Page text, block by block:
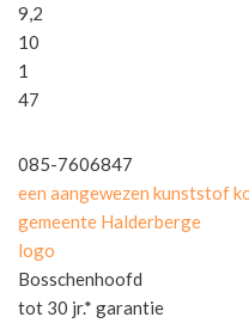
9,2
10
1
47
085-7606847
een aangewezen kunststof
gemeente Halderberge
logo
Bosschenhoofd
tot 30 jr.* garantie